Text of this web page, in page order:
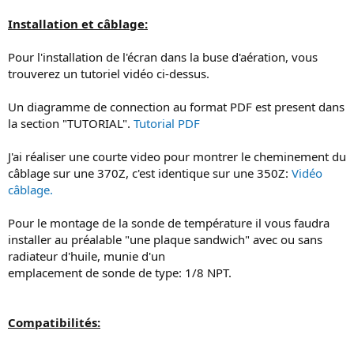
Installation et câblage:
Pour l'installation de l'écran dans la buse d'aération, vous
trouverez un tutoriel vidéo ci-dessus.
Un diagramme de connection au format PDF est present dans
la section "TUTORIAL". Tutorial PDF
J'ai réaliser une courte video pour montrer le cheminement du
câblage sur une 370Z, c'est identique sur une 350Z: Vidéo
câblage.
Pour le montage de la sonde de température il vous faudra
installer au préalable "une plaque sandwich" avec ou sans
radiateur d'huile, munie d'un
emplacement de sonde de type: 1/8 NPT.
Compatibilités: